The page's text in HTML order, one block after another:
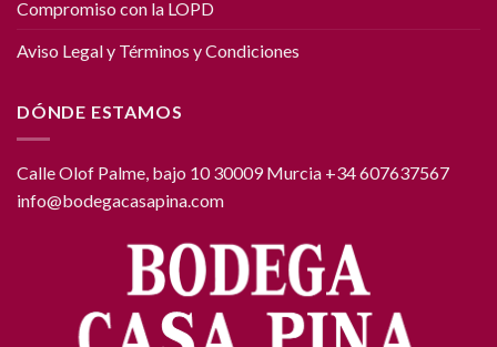
Compromiso con la LOPD
Aviso Legal y Términos y Condiciones
DÓNDE ESTAMOS
Calle Olof Palme, bajo 10 30009 Murcia +34 607637567
info@bodegacasapina.com